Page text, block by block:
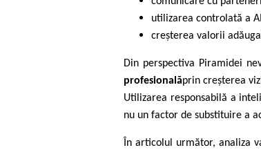
utilizarea controlată a
creșterea valorii
Din perspectiva Piramidei
profesionalăprin creșterea
Utilizarea responsabilă a
nu un factor de substituire a
În articolul următor, analiza